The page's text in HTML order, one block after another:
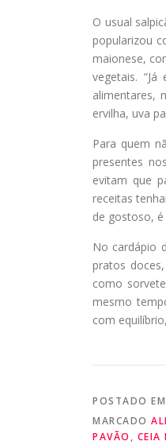
O usual
popularizou
maionese,
vegetais.
alimentares,
ervilha, uva
Para quem
presentes
evitam que
receitas
de gostoso,
No cardápio
pratos
como
mesmo
com
POSTADO EM
MARCADO
PAVÃO , CEIA